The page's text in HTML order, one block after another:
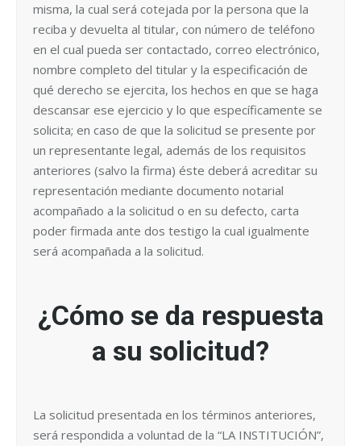
misma, la cual será cotejada por la persona que la
reciba y devuelta al titular, con número de teléfono
en el cual pueda ser contactado, correo electrónico,
nombre completo del titular y la especificación de
qué derecho se ejercita, los hechos en que se haga
descansar ese ejercicio y lo que específicamente se
solicita; en caso de que la solicitud se presente por
un representante legal, además de los requisitos
anteriores (salvo la firma) éste deberá acreditar su
representación mediante documento notarial
acompañado a la solicitud o en su defecto, carta
poder firmada ante dos testigo la cual igualmente
será acompañada a la solicitud.
¿Cómo se da respuesta
a su solicitud?
La solicitud presentada en los términos anteriores,
será respondida a voluntad de la “LA INSTITUCIÓN”,